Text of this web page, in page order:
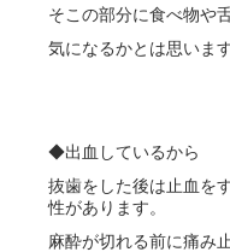
そこの部分に食べ物や
気になるかとは思いま
◆出血しているから
抜歯をした後は止血を
性があります。
麻酔が切れる前に痛み